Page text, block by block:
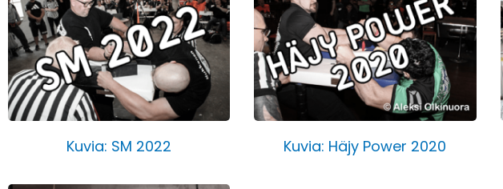
Kuvia: SM 2022 Kuvia: Häjy Power 2020